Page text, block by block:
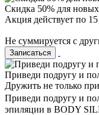
Скидка 50% для
Акция действует по 15
Не суммируется с
Записаться
Приведи подругу и
Дружить не только
Приведи подругу и
эпиляции в BODY